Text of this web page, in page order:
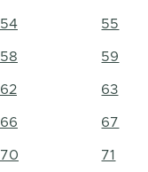
54 55
58 59
62 63
66 67
70 71